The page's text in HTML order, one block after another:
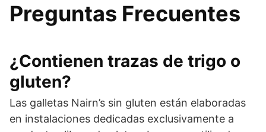
Preguntas Frecuentes
¿Contienen trazas de trigo o
gluten?
Las galletas Nairn’s sin gluten están elaboradas
en instalaciones dedicadas exclusivamente a